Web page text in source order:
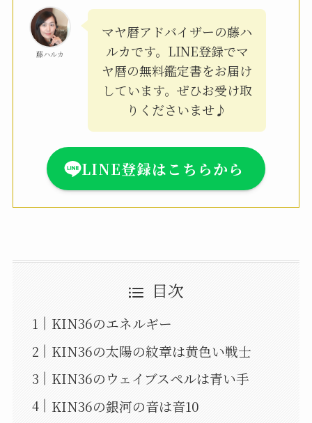
藤ハルカ
マヤ暦アドバイザーの藤ハ
ルカです。LINE登録でマ
ヤ暦の無料鑑定書をお届け
しています。ぜひお受け取
りくださいませ♪
LINE登録はこちらから
目次
KIN36のエネルギー
KIN36の太陽の紋章は黄色い戦士
KIN36のウェイブスペルは青い手
KIN36の銀河の音は音10